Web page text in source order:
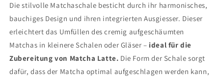
Die stilvolle Matchaschale besticht durch ihr harmonisches,
bauchiges Design und ihren integrierten Ausgiesser. Dieser
erleichtert das Umfüllen des cremig aufgeschäumten
Matchas in kleinere Schalen oder Gläser – ideal für die
Zubereitung von Matcha Latte. Die Form der Schale sorgt
dafür, dass der Matcha optimal aufgeschlagen werden kann,